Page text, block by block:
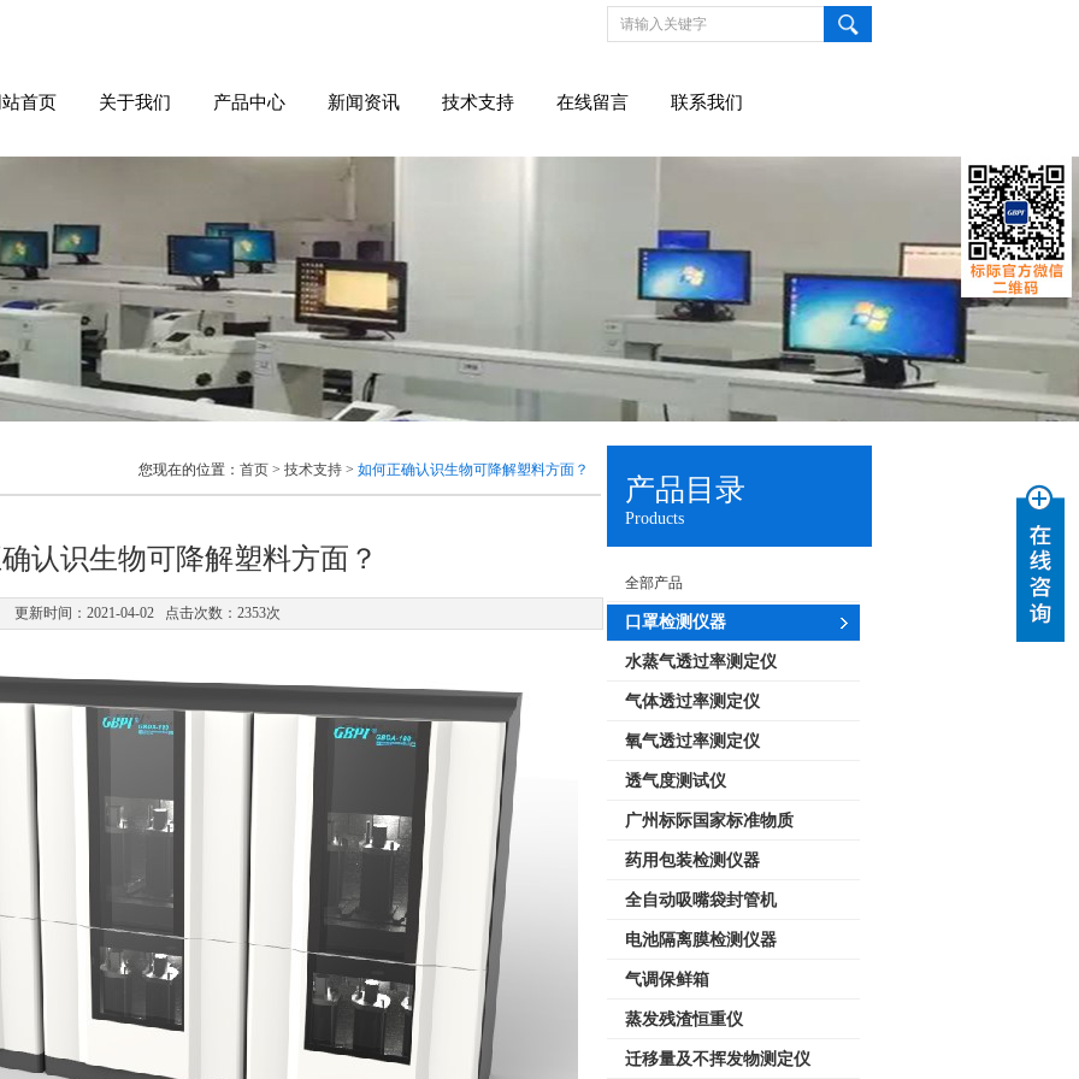
首页 关于我们 产品中心 新闻资讯 技术支持 在线留言 联系我们
您现在的位置： 首页 > 技术支持 > 如何正确认识生物可降解塑料方面？
认识生物可降解塑料方面？
更新时间：2021-04-02 点击次数：2353次
产品目录
Products
全部产品
口罩检测仪器
水蒸气透过率测定仪
气体透过率测定仪
氧气透过率测定仪
透气度测试仪
广州标际国家标准物质
药用包装检测仪器
全自动吸嘴袋封管机
电池隔离膜检测仪器
气调保鲜箱
蒸发残渣恒重仪
迁移量及不挥发物测定仪